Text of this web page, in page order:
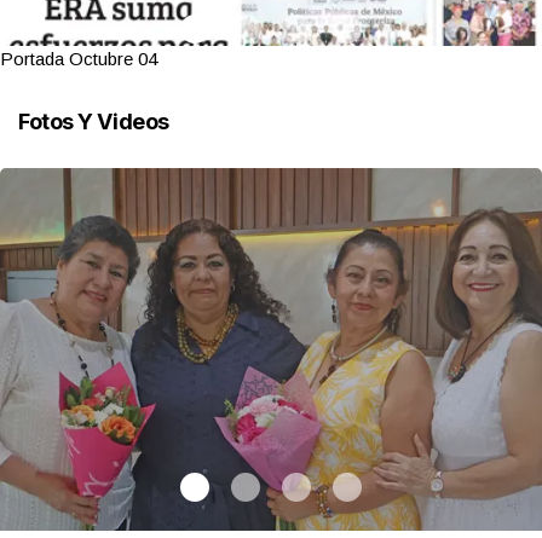
Portada Octubre 04
Fotos Y Videos